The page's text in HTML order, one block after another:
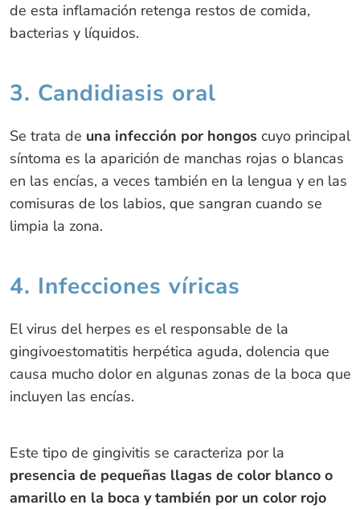
de esta inflamación retenga restos de comida,
bacterias y líquidos.
3. Candidiasis oral
Se trata de una infección por hongoscuyo principal
síntoma es la aparición de manchas rojas o blancas
en las encías, a veces también en la lengua y en las
comisuras de los labios, que sangran cuando se
limpia la zona.
4. Infecciones víricas
El virus del herpes es el responsable de la
gingivoestomatitis herpética aguda, dolencia que
causa mucho dolor en algunas zonas de la boca que
incluyen las encías.
Este tipo de gingivitis se caracteriza por la
presencia de pequeñas llagas de color blanco o
amarillo en la boca y también por un color rojo